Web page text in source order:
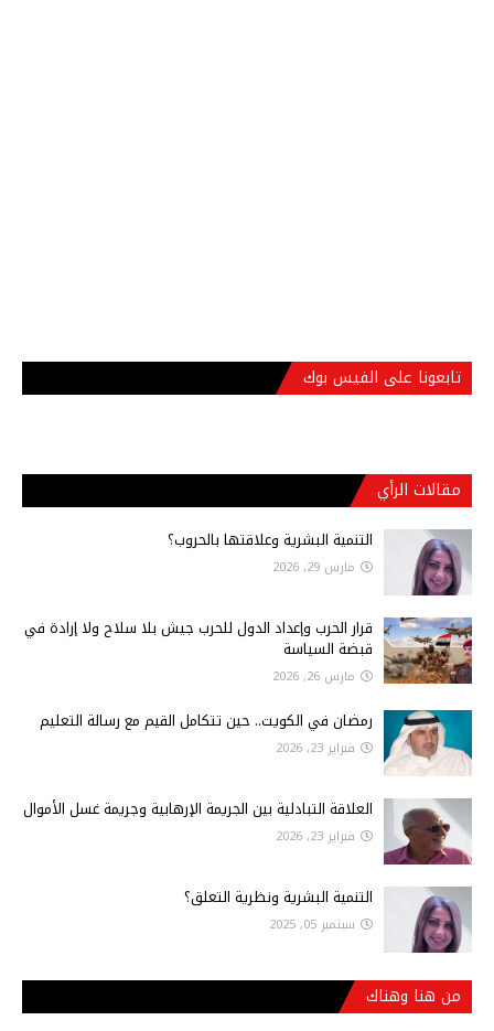
تابعونا على الفيس بوك
مقالات الرأي
التنمية البشرية وعلاقتها بالحروب؟
مارس 29, 2026
قرار الحرب وإعداد الدول للحرب جيش بلا سلاح ولا إرادة في
قبضة السياسة
مارس 26, 2026
رمضان في الكويت.. حين تتكامل القيم مع رسالة التعليم
فبراير 23, 2026
العلاقة التبادلية بين الجريمة الإرهابية وجريمة غسل الأموال
فبراير 23, 2026
التنمية البشرية ونظرية التعلق؟
سبتمبر 05, 2025
من هنا وهناك